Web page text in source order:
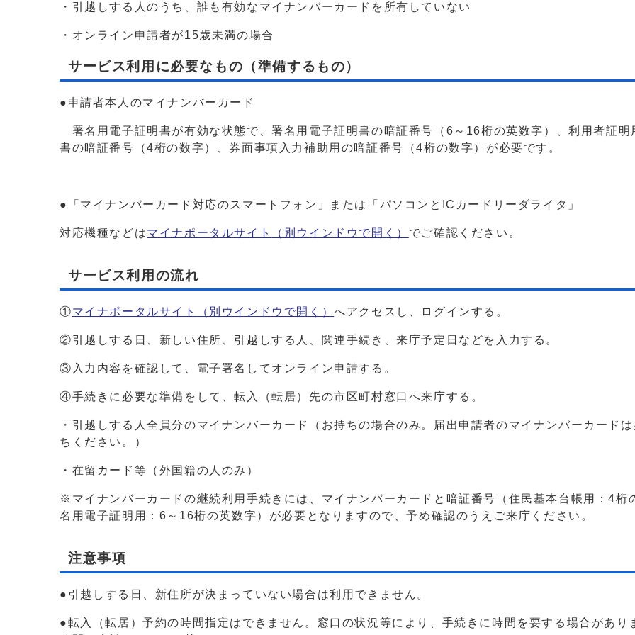
・引越しする人のうち、誰も有効なマイナンバーカードを所有していない
・オンライン申請者が15歳未満の場合
サービス利用に必要なもの（準備するもの）
●申請者本人のマイナンバーカード
署名用電子証明書が有効な状態で、署名用電子証明書の暗証番号（6～16桁の英数字）、利用者証明
書の暗証番号（4桁の数字）、券面事項入力補助用の暗証番号（4桁の数字）が必要です。
●「マイナンバーカード対応のスマートフォン」または「パソコンとICカードリーダライタ」
対応機種などはマイナポータルサイト （別ウインドウで開く） でご確認ください。
サービス利用の流れ
①マイナポータルサイト （別ウインドウで開く）へアクセスし、ログインする。
②引越しする日、新しい住所、引越しする人、関連手続き、来庁予定日などを入力する。
③入力内容を確認して、電子署名してオンライン申請する。
④手続きに必要な準備をして、転入（転居）先の市区町村窓口へ来庁する。
・引越しする人全員分のマイナンバーカード（お持ちの場合のみ。届出申請者のマイナンバーカード
ちください。）
・在留カード等（外国籍の人のみ）
※マイナンバーカードの継続利用手続きには、マイナンバーカードと暗証番号（住民基本台帳用：4桁
名用電子証明用：6～16桁の英数字）が必要となりますので、予め確認のうえご来庁ください。
注意事項
●引越しする日、新住所が決まっていない場合は利用できません。
●転入（転居）予約の時間指定はできません。窓口の状況等により、手続きに時間を要する場合があり